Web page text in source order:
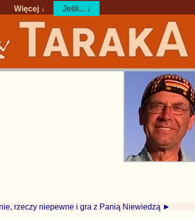
Więcej ↓ Jeśli... ↓
rzeczy niepewne i gra z Panią Niewiedzą ►